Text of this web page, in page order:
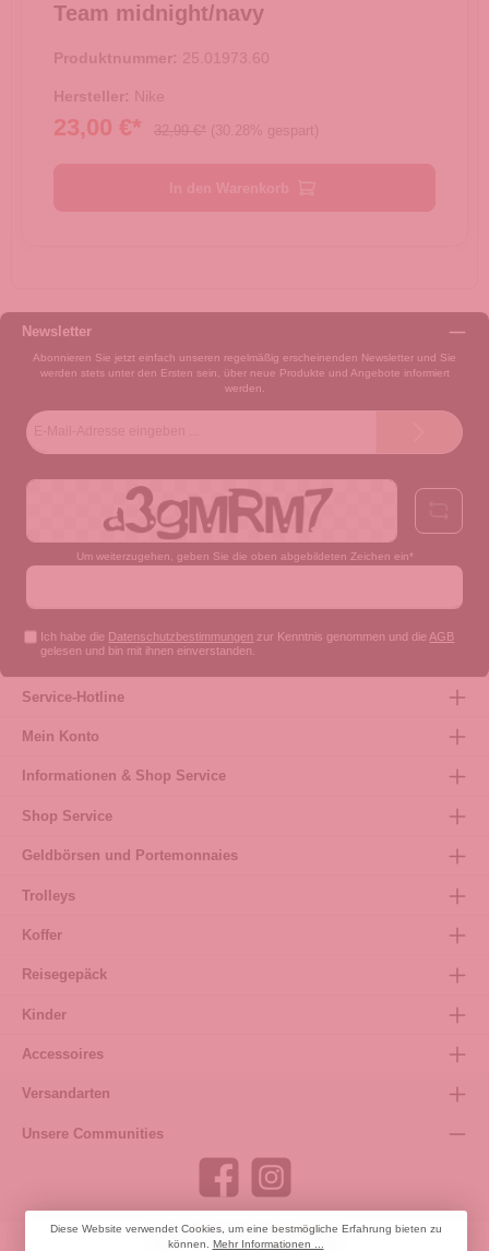
Team midnight/navy
Produktnummer: 25.01973.60
Hersteller: Nike
23,00 €* 32,99 €* (30.28% gespart)
Newsletter
Abonnieren Sie jetzt einfach unseren regelmäßig erscheinenden Newsletter und Sie
werden stets unter den Ersten sein, über neue Produkte und Angebote informiert
werden.
Um weiterzugehen, geben Sie die oben abgebildeten Zeichen ein*
Ich habe die Datenschutzbestimmungen zur Kenntnis genommen und die AGB
gelesen und bin mit ihnen einverstanden.
Service-Hotline
Mein Konto
Informationen & Shop Service
Shop Service
Geldbörsen und Portemonnaies
Trolleys
Koffer
Reisegepäck
Kinder
Accessoires
Versandarten
Unsere Communities
Diese Website verwendet Cookies, um eine bestmögliche Erfahrung bieten zu
können. Mehr Informationen ...